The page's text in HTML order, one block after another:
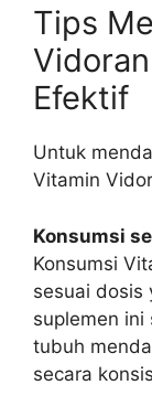
Tips
Efektif
Untuk
Vitamin
Konsumsi
Konsumsi
sesuai dosis
suplemen ini
tubuh
secara